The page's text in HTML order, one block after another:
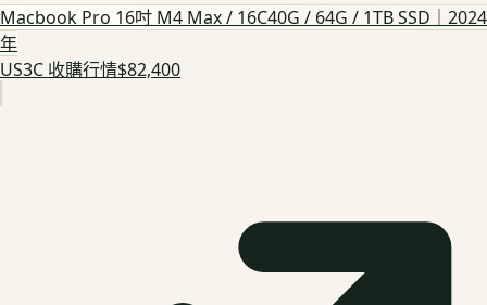
Macbook Pro 16吋 M4 Max / 16C40G / 64G / 1TB SSD｜2024
年
US3C 收購行情$82,400